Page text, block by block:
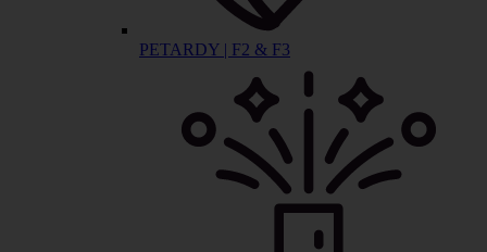
PETARDY | F2 & F3